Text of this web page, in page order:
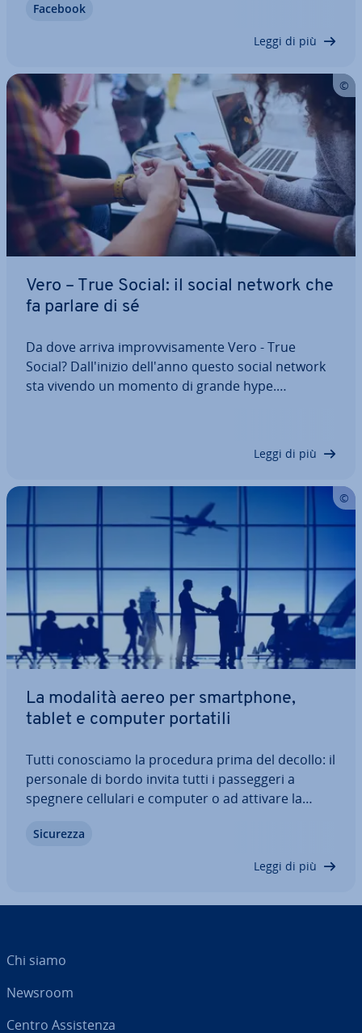
funziona meglio, pre­sen­tan­do se stessi e i propri
Facebook
Leggi di più
Vero – True Social: il social network che
fa parlare di sé
Da dove arriva im­prov­vi­sa­men­te Vero - True
Social? Dal­l'i­ni­zio dell'anno questo social network
sta vivendo un momento di grande hype.
Leggi di più
La modalità aereo per smart­pho­ne,
tablet e computer portatili
Tutti co­no­scia­mo la procedura prima del decollo: il
personale di bordo invita tutti i pas­seg­ge­ri a
spegnere cellulari e computer o ad attivare la
richiesta? Pra­ti­ca­men­te nessuno sa quali funzioni
Sicurezza
Leggi di più
Chi siamo
Newsroom
Centro As­si­sten­za